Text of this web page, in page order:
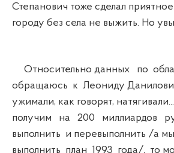
Степанович тоже сделал приятное
городу без села не выжить. Но
Относительно данных по
обращаюсь к Леониду
ужимали, как говорят,
получим на 200 миллиардов
выполнить и перевыполнить /а
выполнить план 1993 года/, то